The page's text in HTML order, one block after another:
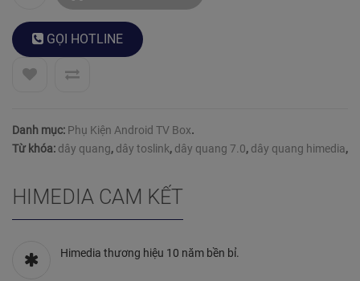
của
khách
hàng
GỌI HOTLINE
Danh mục: Phụ Kiện Android TV Box.
Từ khóa: dây quang, dây toslink, dây quang 7.0, dây quang himedia,
HIMEDIA CAM KẾT
Himedia thương hiệu 10 năm bền bỉ.